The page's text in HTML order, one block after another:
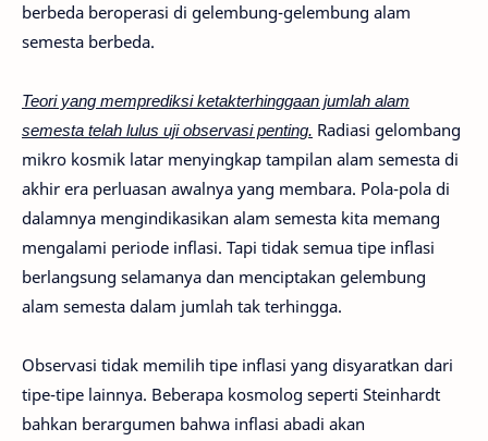
berbeda beroperasi di gelembung-gelembung alam
semesta berbeda.
Teori yang memprediksi ketakterhinggaan jumlah alam
semesta telah lulus uji observasi penting. Radiasi gelombang
mikro kosmik latar menyingkap tampilan alam semesta di
akhir era perluasan awalnya yang membara. Pola-pola di
dalamnya mengindikasikan alam semesta kita memang
mengalami periode inflasi. Tapi tidak semua tipe inflasi
berlangsung selamanya dan menciptakan gelembung
alam semesta dalam jumlah tak terhingga.
Observasi tidak memilih tipe inflasi yang disyaratkan dari
tipe-tipe lainnya. Beberapa kosmolog seperti Steinhardt
bahkan berargumen bahwa inflasi abadi akan